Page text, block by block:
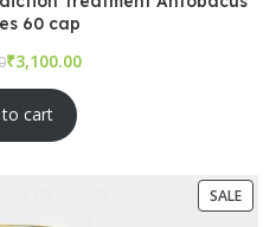
60 cap
₹
to cart
SALE